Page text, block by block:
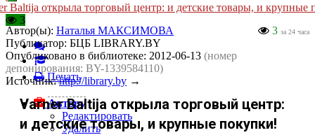
Baltija открыла торговый центр: и детские товары, и крупные
3
Печать
Автору
Редактировать
Удалить
3 за 24 часа
Автор(ы): Наталья МАКСИМОВА
Публикатор: БЦБ LIBRARY.BY
Опубликовано в библиотеке: 2012-06-13 (номер
депонирования: BY-1339584110)
Источник:http://library.by →
Varner Baltija открыла торговый центр:
и детские товары, и крупные покупки!